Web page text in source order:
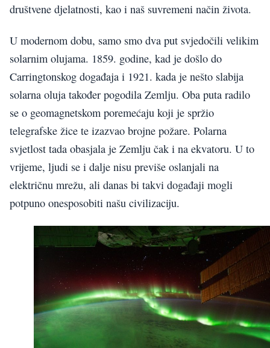
društvene djelatnosti, kao i naš suvremeni način života.
U modernom dobu, samo smo dva put svjedočili velikim
solarnim olujama. 1859. godine, kad je došlo do
Carringtonskog događaja i 1921. kada je nešto slabija
solarna oluja također pogodila Zemlju. Oba puta radilo
se o geomagnetskom poremećaju koji je spržio
telegrafske žice te izazvao brojne požare. Polarna
svjetlost tada obasjala je Zemlju čak i na ekvatoru. U to
vrijeme, ljudi se i dalje nisu previše oslanjali na
električnu mrežu, ali danas bi takvi događaji mogli
potpuno onesposobiti našu civilizaciju.